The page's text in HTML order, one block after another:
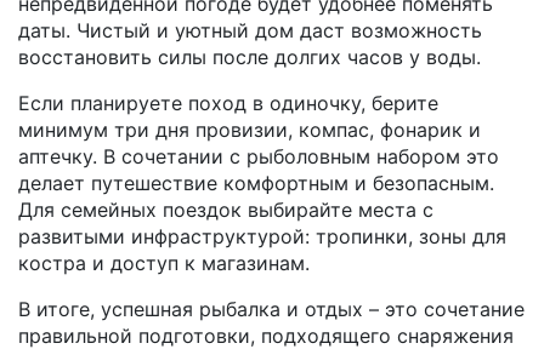
даты. Чистый и уютный дом даст возможность
восстановить силы после долгих часов у воды.
Если планируете поход в одиночку, берите
минимум три дня провизии, компас, фонарик и
аптечку. В сочетании с рыболовным набором это
делает путешествие комфортным и безопасным.
Для семейных поездок выбирайте места с
развитыми инфраструктурой: тропинки, зоны для
костра и доступ к магазинам.
В итоге, успешная рыбалка и отдых – это сочетание
правильной подготовки, подходящего снаряжения